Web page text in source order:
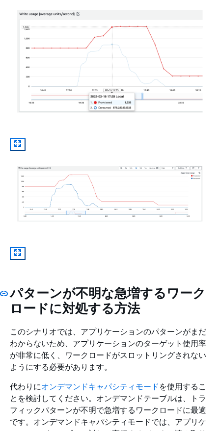
パターンが不明な急増するワーク
ロードに対処する方法
このシナリオでは、アプリケーションのパターンがまだ
わからないため、アプリケーションのターゲット使用率
が非常に低く、ワークロードがスロットリングされない
ようにする必要があります。
代わりにオンデマンドキャパシティモード を使用するこ
とを検討してください。オンデマンドテーブルは、トラ
フィックパターンが不明で急増するワークロードに最適
です。オンデマンドキャパシティモードでは、アプリケ